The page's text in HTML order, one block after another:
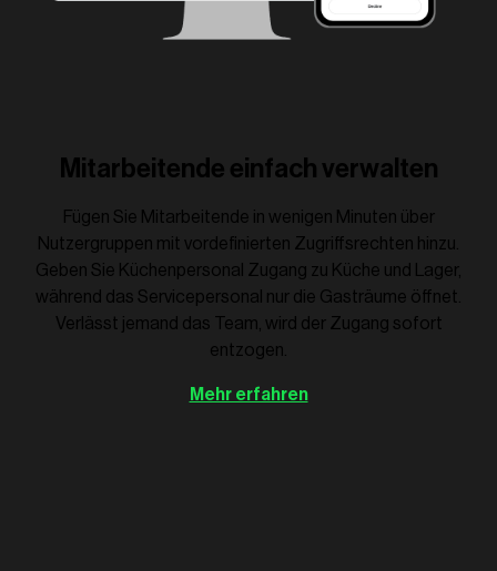
Mitarbeitende einfach verwalten
Fügen Sie Mitarbeitende in wenigen Minuten über
Nutzergruppen mit vordefinierten Zugriffsrechten hinzu.
Geben Sie Küchenpersonal Zugang zu Küche und Lager,
während das Servicepersonal nur die Gasträume öffnet.
Verlässt jemand das Team, wird der Zugang sofort
entzogen.
Mehr erfahren